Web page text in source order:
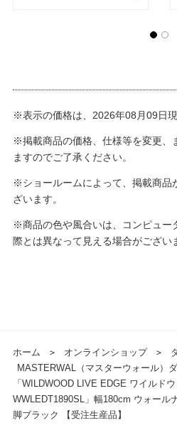
※表示の価格は、2026年08月09日現
※掲載商品の価格、仕様等を変更、
ますのでご了承ください。
※ショールームによって、掲載商品
ざいます。
※商品の色や風合いは、コンピュー
際とは異なって見える場合がござい
ホーム ＞ オンラインショップ ＞
MASTERWAL（マスターウォール）
「WILDWOOD LIVE EDGE ワイルド
WWLEDT1890SL」幅180cm ウォール
脚ブラック 【受注生産品】